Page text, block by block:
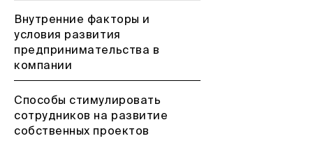
Внутренние факторы и
условия развития
предпринимательства в
компании
Способы стимулировать
сотрудников на развитие
собственных проектов